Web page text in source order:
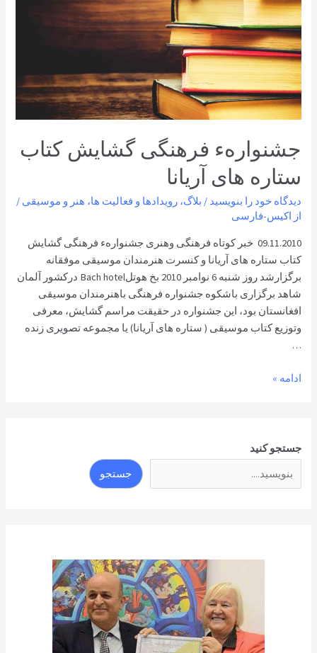
جشنوارهء فرهنگی گشايش کتاب
ستاره های آريانا
دیدگاه‌ خود را بنویسید / بلاگ،رویدادها و فعالیت ها، هنر و موسیقی /
از اکیس-فارسی
09.11.2010 خبر کوتاه فرهنگی وهنری جشنوارهء فرهنگی گشايش
کتاب ستاره های آريانا و کنسرت هنرمندان موسيقی موفقانه
برگزارشد روز شنبه 6 نوامبر 2010 بخ هوتلBach hotel درکشور آلمان
شاهد برگزاری باشکوه جشنواره فرهنگی باهنرمندان موسيقی
افغانستان بود، اين جشنواره در حقيقت مراسم گشايش، معرفی
وتوزيع کتاب موسيقی ( ستاره های آريانا) يا مجموعه تصويری زنده
…
جشنوارهء
ستاره
های
آريانا
ادامه »
جستجو کنید
جستجو